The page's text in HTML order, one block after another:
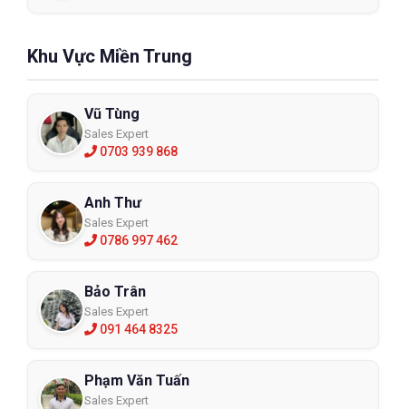
Khu Vực Miền Trung
Vũ Tùng
Sales Expert
0703 939 868
Anh Thư
Sales Expert
0786 997 462
Bảo Trân
Sales Expert
091 464 8325
Phạm Văn Tuấn
Sales Expert